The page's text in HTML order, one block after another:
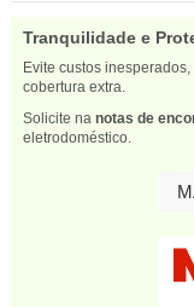
Tranquilidade e
Evite custos
cobertura extra.
Solicite na notas de
eletrodoméstico.